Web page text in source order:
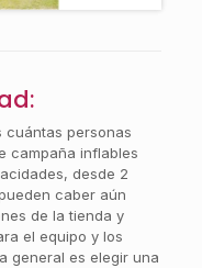
cuántas personas
campaña inflables
desde 2
caber aún
de la tienda y
el equipo y los
general es elegir una